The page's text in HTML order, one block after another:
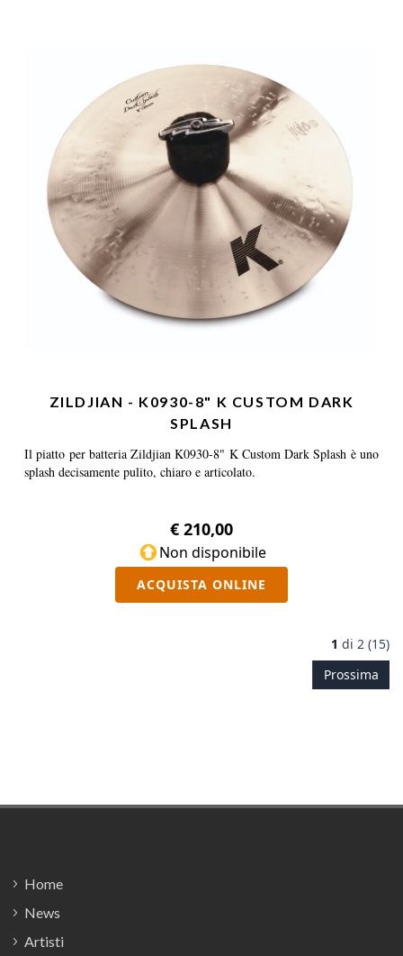
ZILDJIAN - K0930-8" K CUSTOM DARK
SPLASH
Il piatto per batteria Zildjian K0930-8" K Custom Dark Splash è uno
splash decisamente pulito, chiaro e articolato.
€ 210,00
Non disponibile
ACQUISTA ONLINE
1 di 2 (15)
Prossima
Home
News
Artisti